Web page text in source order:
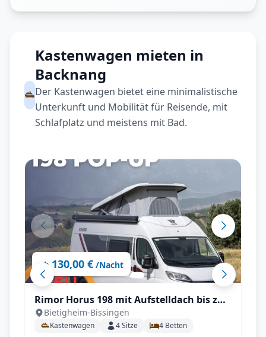
Kastenwagen mieten in
Backnang
Der Kastenwagen bietet eine minimalistische
Unterkunft und Mobilität für Reisende, mit
Schlafplatz und meistens mit Bad.
ab 130,00 € /Nacht
Rimor Horus 198 mit Aufstelldach bis zu 4
Personen auf 5,99 Metern
Bietigheim-Bissingen
Kastenwagen 4Sitze 4 Betten